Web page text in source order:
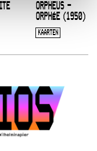
ORPHEUS –
ORPHÉE (1950)
KAARTEN